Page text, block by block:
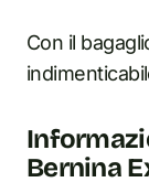
Con il
Bernina